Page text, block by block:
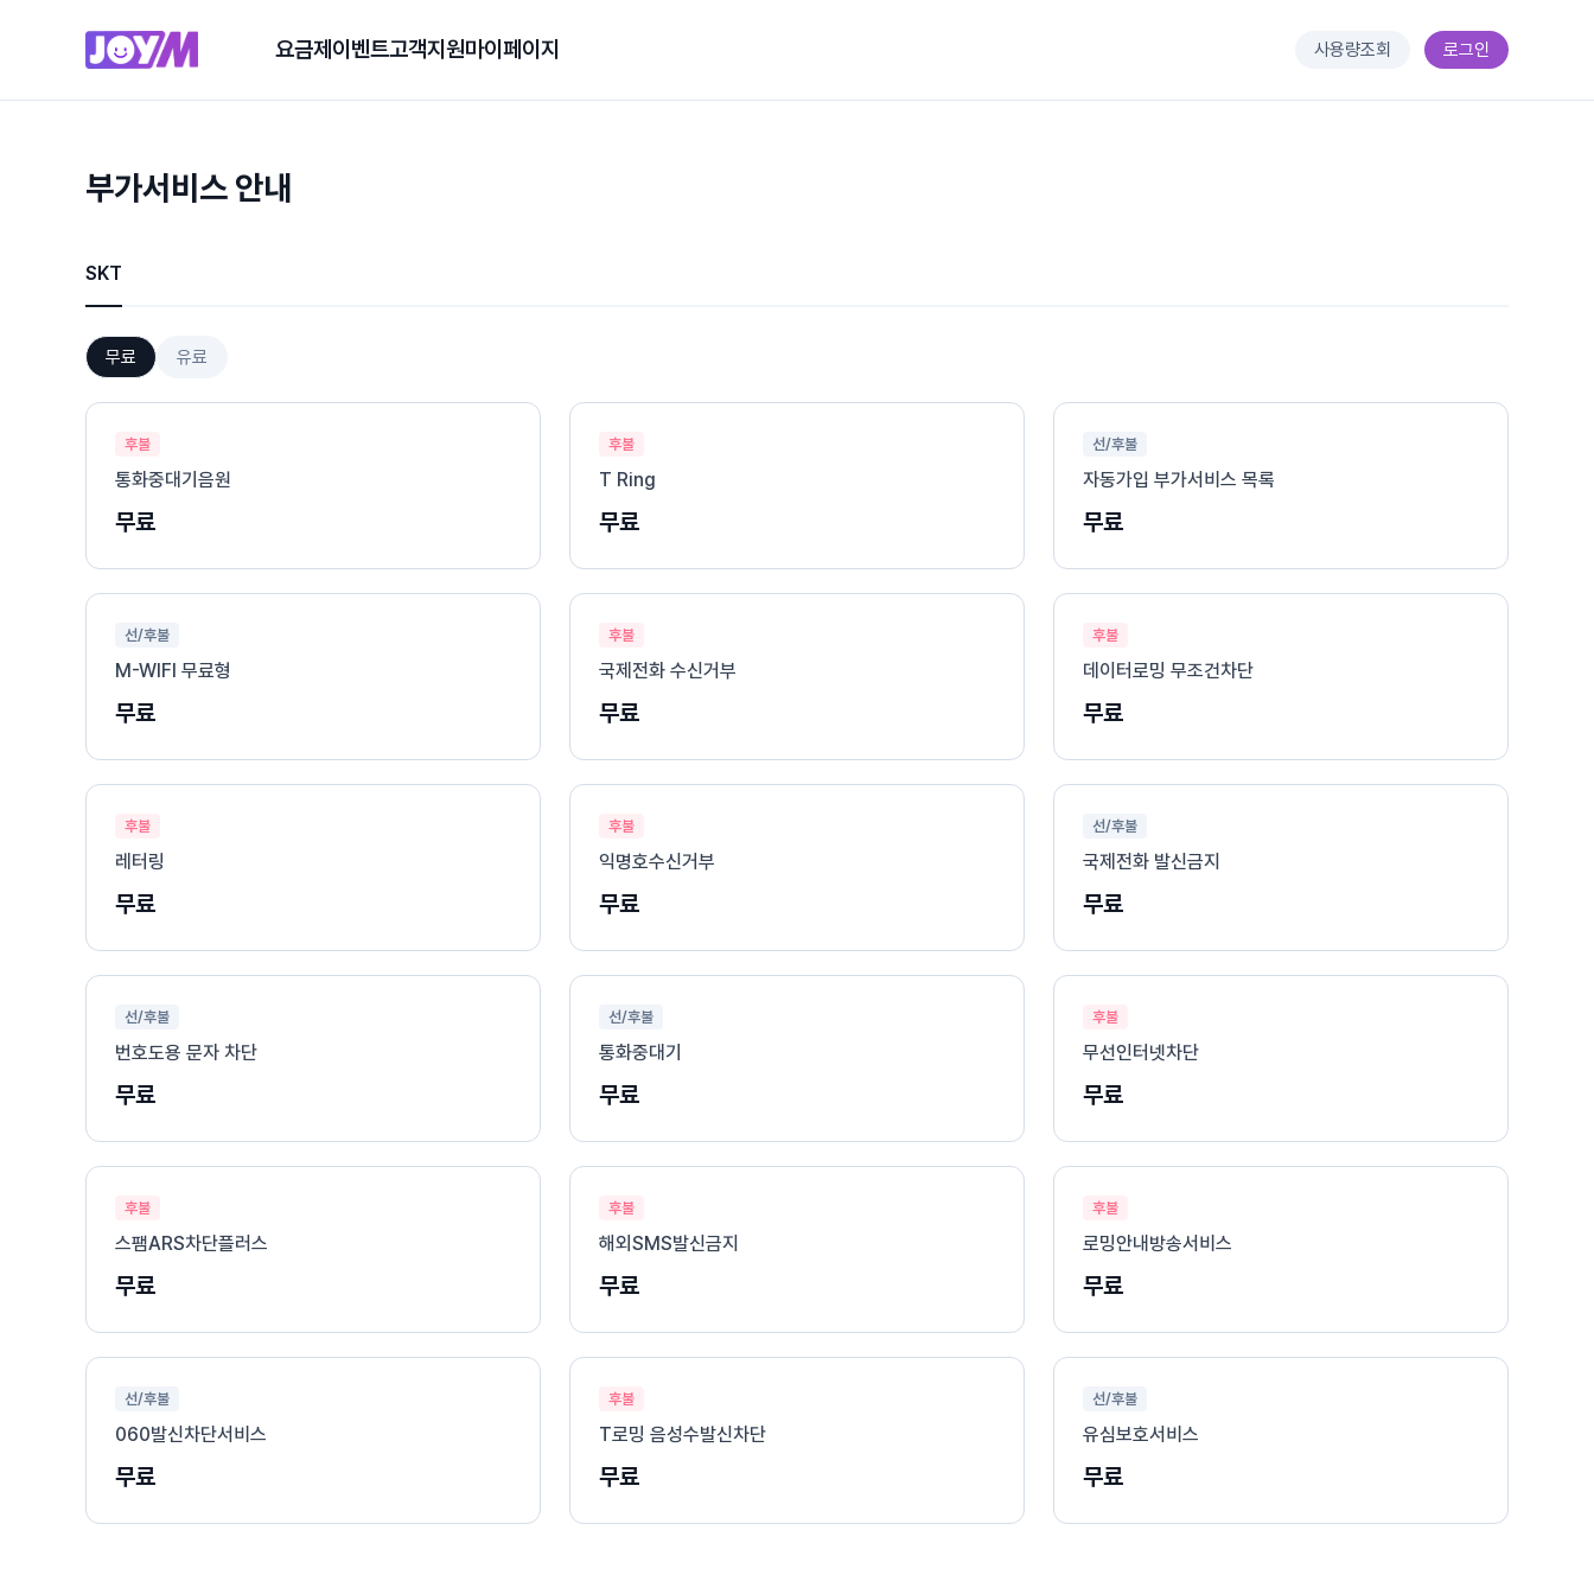
요금제 이벤트고객지원마이페이지 사용량조회 로그인
부가서비스 안내
SKT
무료 유료
후불
통화중대기음원
무료
후불
T Ring
무료
선/후불
자동가입 부가서비스 목록
무료
선/후불
M-WIFI 무료형
무료
후불
국제전화 수신거부
무료
후불
데이터로밍 무조건차단
무료
후불
레터링
무료
후불
익명호수신거부
무료
선/후불
국제전화 발신금지
무료
선/후불
번호도용 문자 차단
무료
선/후불
통화중대기
무료
후불
무선인터넷차단
무료
후불
스팸ARS차단플러스
무료
후불
해외SMS발신금지
무료
후불
로밍안내방송서비스
무료
선/후불
060발신차단서비스
무료
후불
T로밍 음성수발신차단
무료
선/후불
유심보호서비스
무료